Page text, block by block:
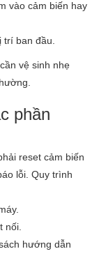
vào cảm biến hay
ban đầu.
vệ sinh nhẹ
phần
reset cảm biến
lỗi. Quy trình
nối.
hướng dẫn